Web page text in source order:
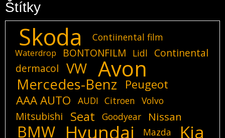
Štítky
Skoda Contiinental film
Waterdrop BONTONFILM Lidl
Continental
dermacol
VW Avon
Mercedes-Benz
Peugeot
AAA AUTO
AUDI Citroen Volvo
Mitsubishi Seat Goodyear Nissan
BMW Hyundai Mazda Kia